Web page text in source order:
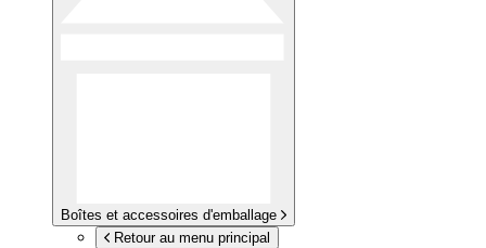
Boîtes et accessoires d'emballage
Retour au menu principal